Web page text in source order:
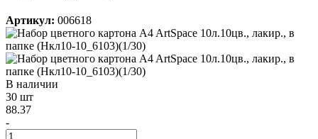
Артикул: 006618
В наличии
30 шт
88.37
-